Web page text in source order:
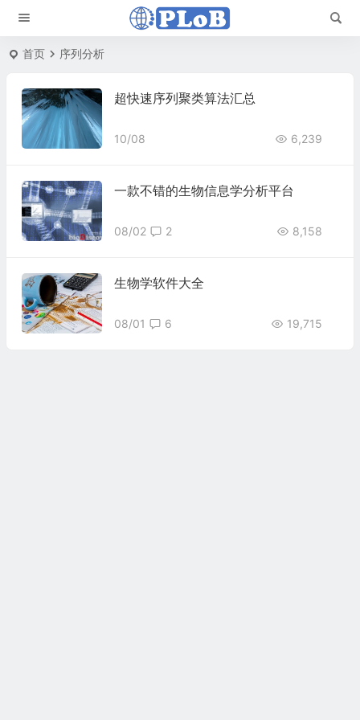
首页 序列分析
超快速序列聚类算法汇总
10/08 6,239
一款不错的生物信息学分析平台
08/02 8,158
2
生物学软件大全
08/01 19,715
6